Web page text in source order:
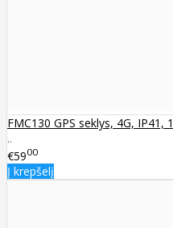
FMC130 GPS seklys, 4G,
..
€5900
Į krepšelį